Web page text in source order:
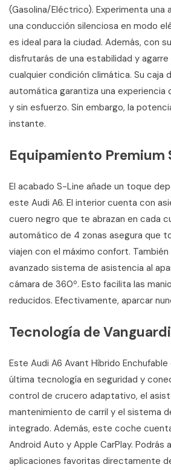
(Gasolina/Eléctrico). Experimenta una
una conducción silenciosa en modo
es ideal para la ciudad. Además, con
disfrutarás de una estabilidad y
cualquier condición climática. Su caja
automática garantiza una experiencia
y sin esfuerzo. Sin embargo, la
instante.
Equipamiento Premium
El acabado S-Line añade un toque
este Audi A6. El interior cuenta con
cuero negro que te abrazan en cada
automático de 4 zonas asegura que
viajen con el máximo confort.
avanzado sistema de asistencia al
cámara de 360º. Esto facilita las
reducidos. Efectivamente, aparcar
Tecnología de
Este Audi A6 Avant Híbrido
última tecnología en seguridad y
control de crucero adaptativo, el
mantenimiento de carril y el sistema
integrado. Además, este coche
Android Auto y Apple CarPlay. Podrás
aplicaciones favoritas directamente